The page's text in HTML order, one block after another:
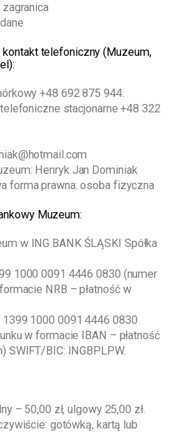
telefoniczny (Muzeum,
+48 692 875 944.
stacjonarne+48 322
Henryk Jan Dominiak
forma prawna: osoba fizyczna
Muzeum:
w ING BANK ŚLĄSKI Spółka
1000 0091 4446 0830 (numer
NRB – płatność w
1399 1000 0091 4446 0830
w formacie IBAN – płatność
SWIFT/BIC: INGBPLPW.
– 50,00 zł, ulgowy 25,00 zł.
gotówką, kartą lub